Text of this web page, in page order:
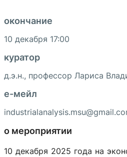
окончание
10 декабря 17:00
куратор
д.э.н., профессор Лариса
e-мейл
о мероприятии
10 декабря 2025 года на